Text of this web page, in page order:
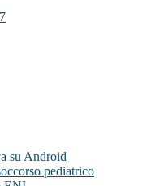
su Android
pediatrico